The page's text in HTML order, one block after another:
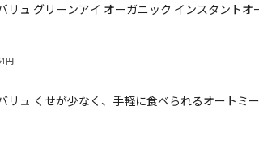
リュ グリーンアイ オーガニック インスタント
円
リュ くせが少なく、手軽に食べられるオートミ